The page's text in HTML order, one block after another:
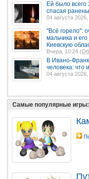
Ей было всего
спасая
04 августа
"Всё горело":
мальчика и
Киевскую
Вчера, 10:24 (
В Ивано-
человека: что
04 августа
Самые популярные